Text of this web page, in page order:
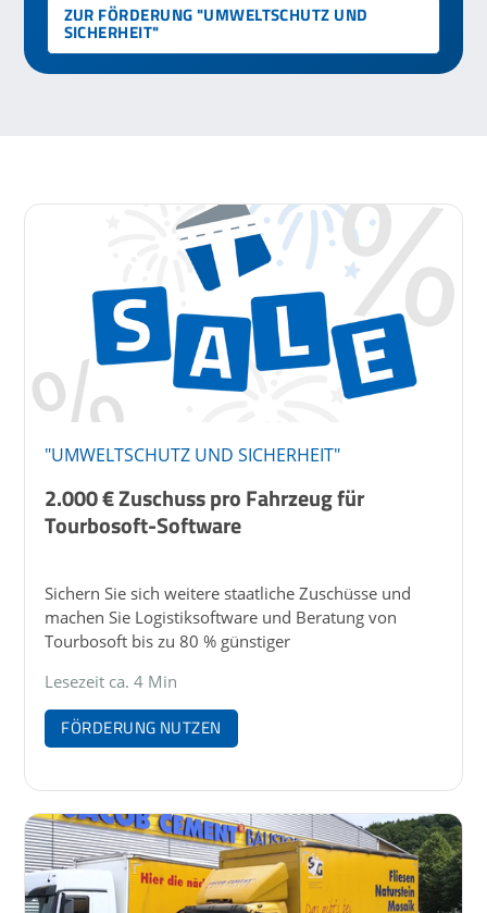
ZUR FÖRDERUNG "UMWELTSCHUTZ UND
SICHERHEIT"
"UMWELTSCHUTZ UND SICHERHEIT"
2.000 € Zuschuss pro Fahrzeug für
Tourbosoft-Software
Sichern Sie sich weitere staatliche Zuschüsse und
machen Sie Logistiksoftware und Beratung von
Tourbosoft bis zu 80 % günstiger
Lesezeit ca. 4 Min
FÖRDERUNG NUTZEN